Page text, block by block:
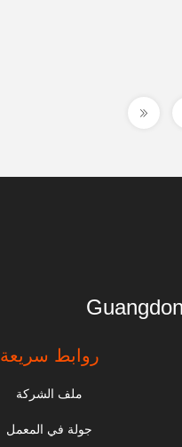
روابط سريعة
ملف الشركة
جولة في المعمل